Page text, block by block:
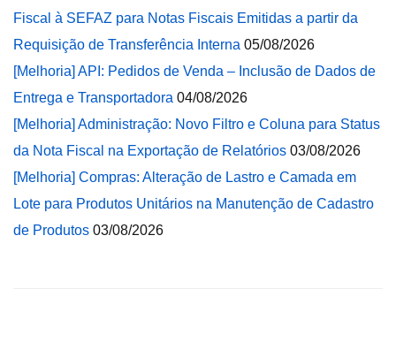
Fiscal à SEFAZ para Notas Fiscais Emitidas a partir da
Requisição de Transferência Interna 05/08/2026
[Melhoria] API: Pedidos de Venda – Inclusão de Dados de
Entrega e Transportadora 04/08/2026
[Melhoria] Administração: Novo Filtro e Coluna para Status
da Nota Fiscal na Exportação de Relatórios 03/08/2026
[Melhoria] Compras: Alteração de Lastro e Camada em
Lote para Produtos Unitários na Manutenção de Cadastro
de Produtos 03/08/2026